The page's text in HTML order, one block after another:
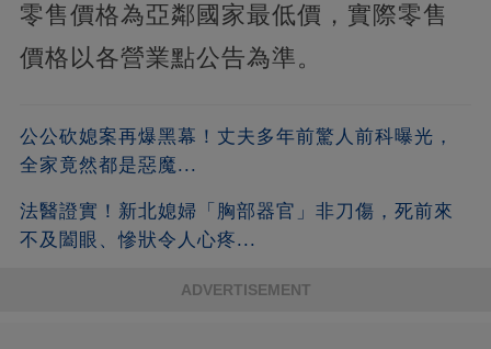
零售價格為亞鄰國家最低價，實際零售
價格以各營業點公告為準。
公公砍媳案再爆黑幕！丈夫多年前驚人前科曝光，
全家竟然都是惡魔...
法醫證實！新北媳婦「胸部器官」非刀傷，死前來
不及闔眼、慘狀令人心疼...
ADVERTISEMENT